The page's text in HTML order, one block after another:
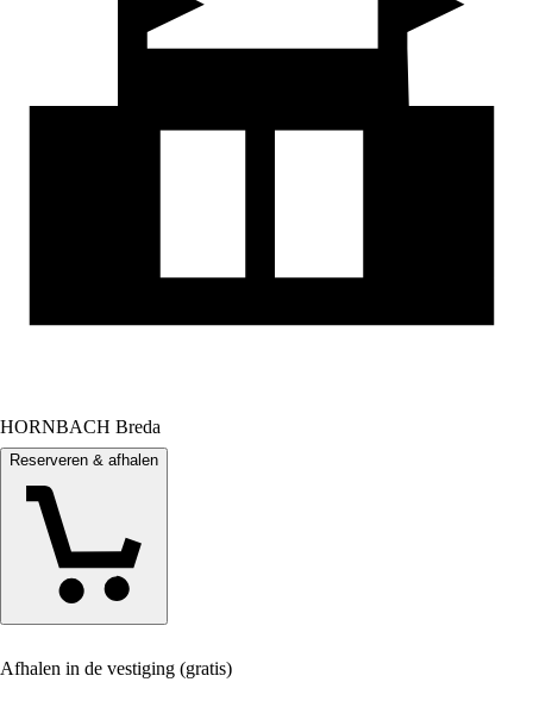
HORNBACH Breda
Reserveren & afhalen
Afhalen in de vestiging (gratis)